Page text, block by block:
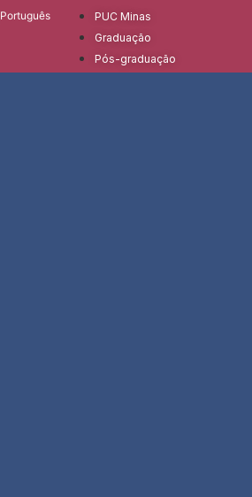
PUC Minas
Graduação
Pós-graduação